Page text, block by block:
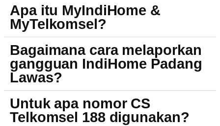
Apa itu MyIndiHome &
MyTelkomsel?
Bagaimana cara melaporkan
gangguan IndiHome Padang
Lawas?
Untuk apa nomor CS
Telkomsel 188 digunakan?